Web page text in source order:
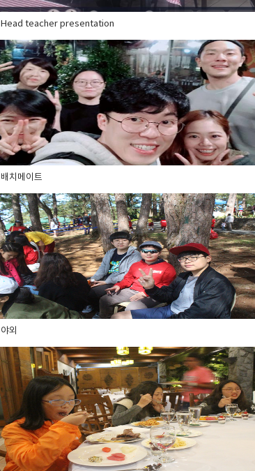
Head teacher presentation
배치메이트
야외